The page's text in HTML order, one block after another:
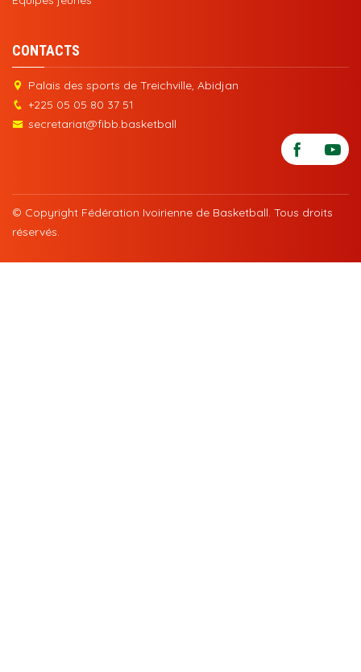
CONTACTS
Palais des sports de Treichville, Abidjan
+225 05 05 80 37 51
secretariat@fibb.basketball
© Copyright Fédération Ivoirienne de Basketball. Tous droits
réservés.